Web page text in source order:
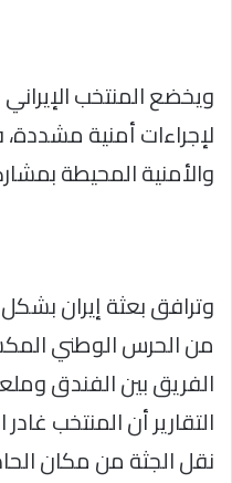
ويخضع المنتخب
لإجراءات أمنية
والأمنية المحيطة
وترافق بعثة إيران
من الحرس الوطني
الفريق بين الفندق
التقارير أن المنتخب
نقل الجثة من مكان